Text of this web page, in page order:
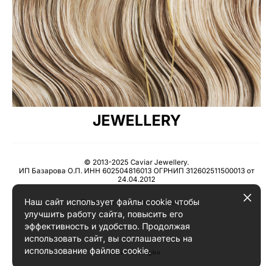
JEWELLERY
© 2013-2025 Caviar Jewellery.
ИП Базарова О.П. ИНН 602504816013 ОГРНИП 312602511500013 от
24.04.2012
Пользовательское соглашение
сайт от vigbo
Наш сайт использует файлы cookie чтобы
улучшить работу сайта, повысить его
эффективность и удобство. Продолжая
использовать сайт, вы соглашаетесь на
использование файлов cookie.